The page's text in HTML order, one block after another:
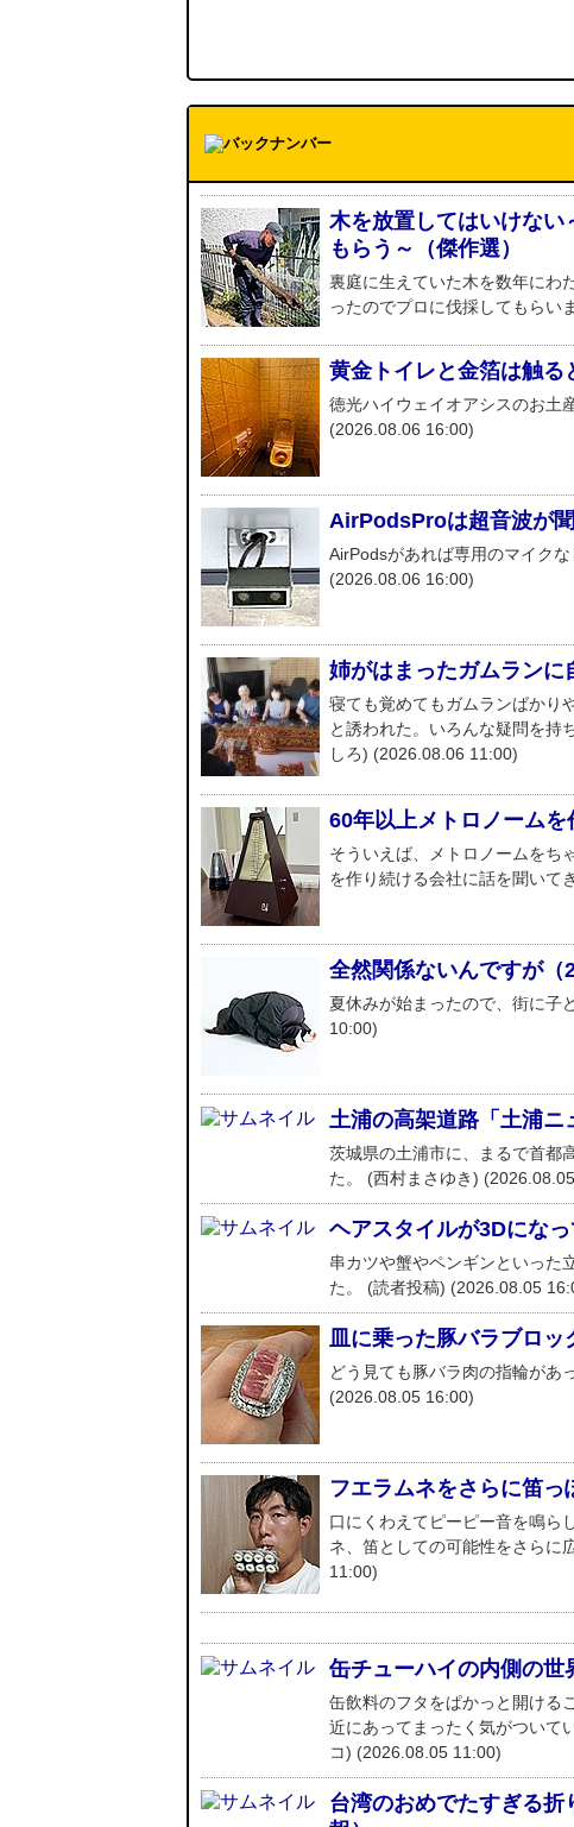
木を放置してはいけない
もらう～（傑作選）
裏庭に生えていた木を数年にわ
ったのでプロに伐採してもらい
黄金トイレと金箔は触る
徳光ハイウェイオアシスのお土
(2026.08.06 16:00)
AirPodsProは超音波が
AirPodsがあれば専用のマイク
(2026.08.06 16:00)
姉がはまったガムランに
寝ても覚めてもガムランばかり
と誘われた。いろんな疑問を持
しろ) (2026.08.06 11:00)
60年以上メトロノーム
そういえば、メトロノームをち
を作り続ける会社に話を聞いて
全然関係ないんですが（
夏休みが始まったので、街に子
10:00)
土浦の高架道路「土浦ニ
茨城県の土浦市に、まるで首都
た。 (西村まさゆき)
ヘアスタイルが3Dにな
串カツや蟹やペンギンといった
た。 (読者投稿) (2026.08.05
皿に乗った豚バラブロッ
どう見ても豚バラ肉の指輪があ
(2026.08.05 16:00)
フエラムネをさらに笛
口にくわえてピーピー音を鳴ら
ネ、笛としての可能性をさらに
11:00)
缶チューハイの内側の世
缶飲料のフタをぱかっと開ける
近にあってまったく気がついて
コ) (2026.08.05 11:00)
台湾のおめでたすぎる